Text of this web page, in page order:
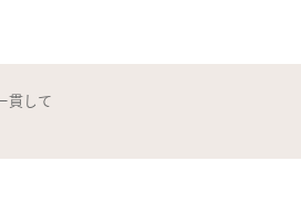
貫して